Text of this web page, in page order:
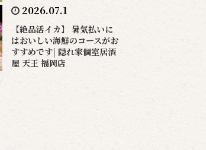
2026.07.1
【絶品活イカ】 暑気払いに
はおいしい海鮮のコースがお
すすめです| 隠れ家個室居酒
屋 天王 福岡店